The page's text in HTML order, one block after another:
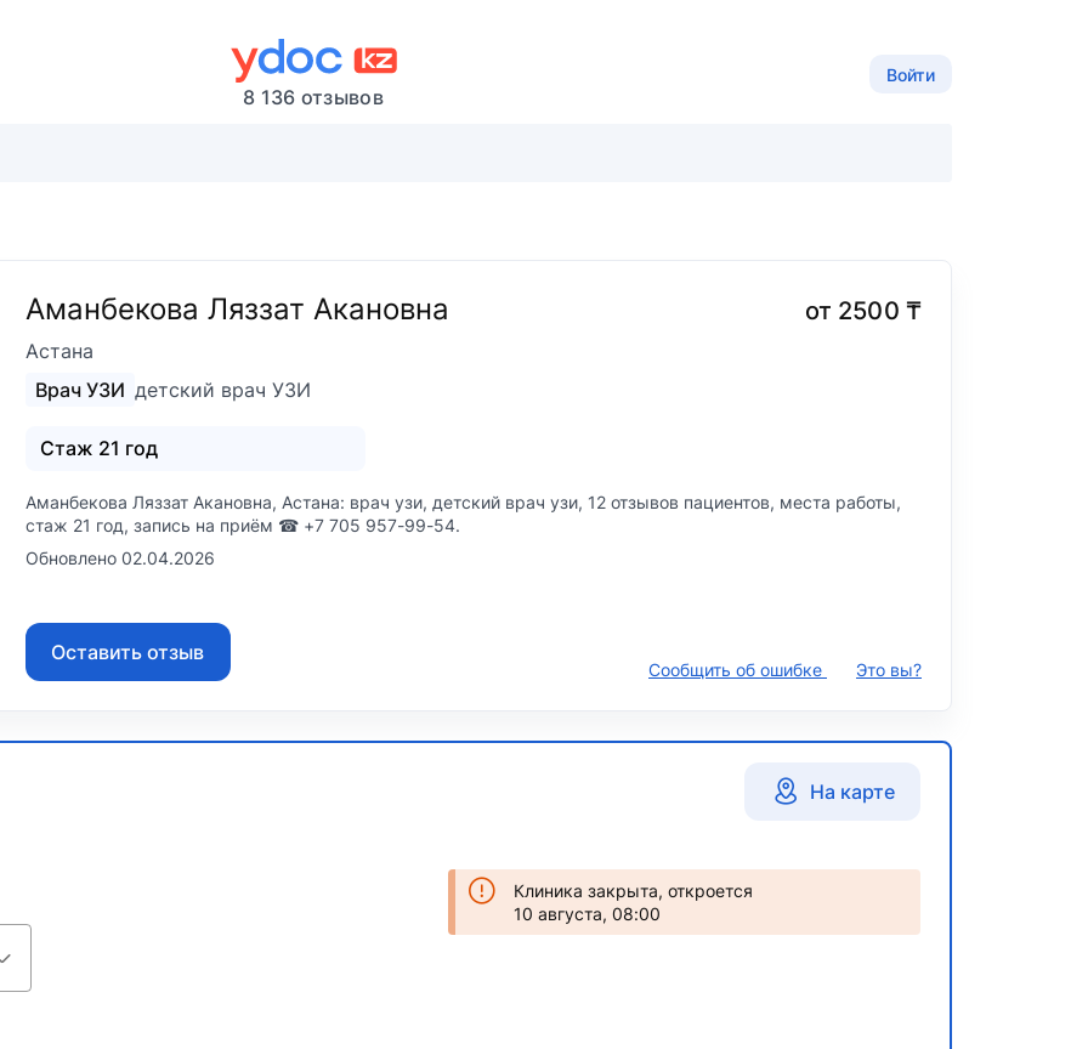
8 136 отзывов
Войти
Аманбекова Ляззат Акановна
Астана
от 2500 ₸
Врач УЗИ детский врач УЗИ
Стаж 21 год
Аманбекова Ляззат Акановна, Астана: врач узи, детский врач узи, 12 отзывов пациентов, места работы,
стаж 21 год, запись на приём ☎ +7 705 957-99-54.
Обновлено 02.04.2026
Оставить отзыв
Сообщить об ошибке Это вы?
На карте
Клиника закрыта, откроется
10 августа, 08:00